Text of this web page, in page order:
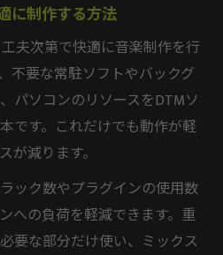
に制作する方法
夫次第で快適に音楽制作を行
不要な常駐ソフトやバックグ
パソコンのリソースをDTMソ
です。これだけでも動作が軽
が減ります。
ック数やプラグインの使用数
への負荷を軽減できます。重
要な部分だけ使い、ミックス